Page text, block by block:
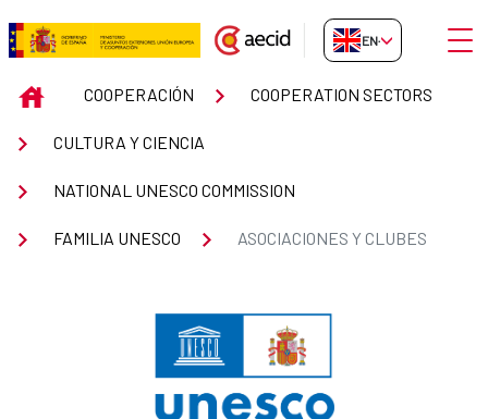
Skip to Main Content
Asociaciones y Clubes
EN-GB
INICIOCOOPERACIÓN COOPERATION SECTORS
CULTURA Y CIENCIA
NATIONAL UNESCO COMMISSION
FAMILIA UNESCO ASOCIACIONES Y CLUBES